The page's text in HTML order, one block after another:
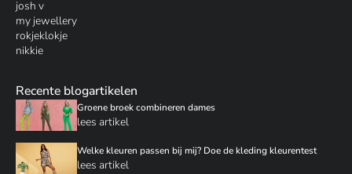
josh v
my jewellery
rokjeklokje
nikkie
Recente blogartikelen
Groene broek combineren dames
lees artikel
Welke kleuren passen bij mij? Doe de kleding kleurentest
lees artikel